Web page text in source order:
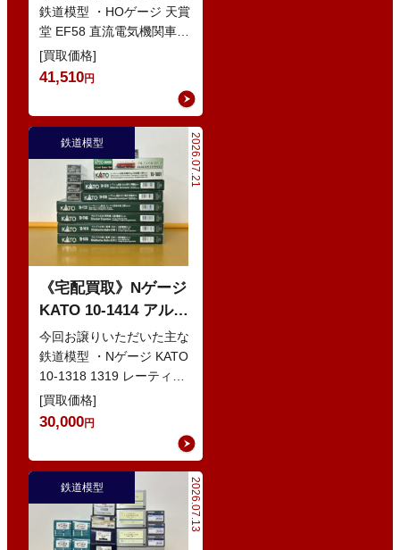
鉄道模型
鉄道模型 ・HOゲージ 天賞
堂 EF58 直流電気機関車
・Nゲージ KATO 10-386
285系0番…
[買取価格]
41,510円
2026.07.21
鉄道模型
《宅配買取》Nゲージ
KATO 10-1414 アルプ
スの赤い客車 EWI な
どの鉄道模型
今回お譲りいただいた主な
鉄道模型 ・Nゲージ KATO
10-1318 1319 レーティッ
シュ鉄道 ベルニナ急行 ・
Nゲージ K…
[買取価格]
30,000円
2026.07.13
鉄道模型